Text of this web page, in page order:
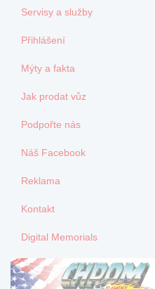
Servisy a služby
Přihlášení
Mýty a fakta
Jak prodat vůz
Podpořte nás
Náš Facebook
Reklama
Kontakt
Digital Memorials